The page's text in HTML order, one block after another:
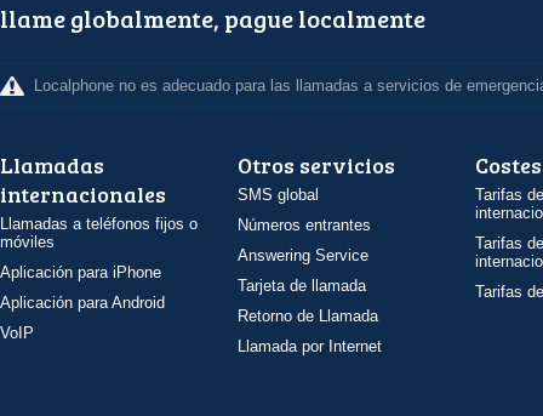
llame globalmente, pague localmente
Localphone no es adecuado para las llamadas a servicios de
Llamadas
internacionales
Llamadas a teléfonos fijos o
móviles
Aplicación para iPhone
Aplicación para Android
VoIP
Otros servicios
SMS global
Números entrantes
Answering Service
Tarjeta de llamada
Retorno de Llamada
Llamada por Internet
Costes
Tarifas
Tarifas
Tarifas